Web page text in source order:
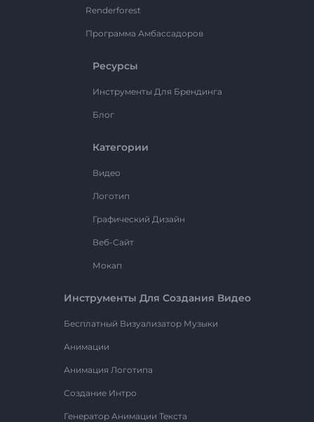
Renderforest
Программа Амбассадоров
Ресурсы
Инструменты Для Брендинга
Блог
Категории
Видео
Логотип
Графический Дизайн
Веб-Сайт
Мокап
Инструменты Для Создания Видео
Бесплатный Визуализатор Музыки
Анимации
Анимация Логотипа
Создание Интро
Генератор Анимации Текста